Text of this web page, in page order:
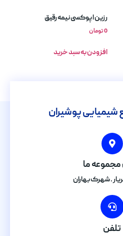
رزین اپوکسی نیمه رقیق
0تومان
افزودن به سبد خرید
شیمیایی پوشیران
ما
. شهرک بهاران
تلفن